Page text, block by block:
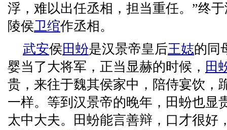
浮，难以出任丞相，担当重任。”终
陵侯卫绾作丞相。
武安侯田蚡是汉景帝皇后王娡的同
婴当了大将军，正当显赫的时候， 田
贵，来往于魏其侯家中，陪侍宴饮，
一样。等到汉景帝的晚年，田蚡也显
太中大夫。田蚡能言善辩，口才很好